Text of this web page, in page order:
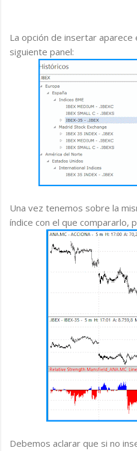
La opción de insertar aparece
siguiente panel:
Una vez tenemos sobre la
índice con el que compararlo,
Debemos aclarar que si no